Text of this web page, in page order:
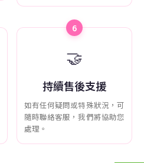
6
🤝
持續售後支援
如有任何疑問或特殊狀況，可
隨時聯絡客服，我們將協助您
處理。